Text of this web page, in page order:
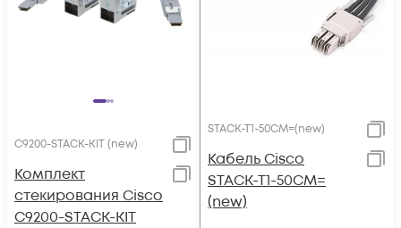
C9200-STACK-KIT (new)
Комплект
стекирования Cisco
C9200-STACK-KIT
STACK-T1-50CM=(new)
Кабель Cisco
STACK-T1-50CM=
(new)